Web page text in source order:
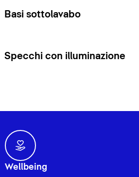
Basi sottolavabo
Specchi con illuminazione
Wellbeing